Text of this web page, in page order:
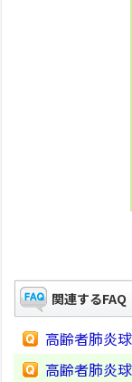
関連するFAQ
高齢者肺炎
高齢者肺炎